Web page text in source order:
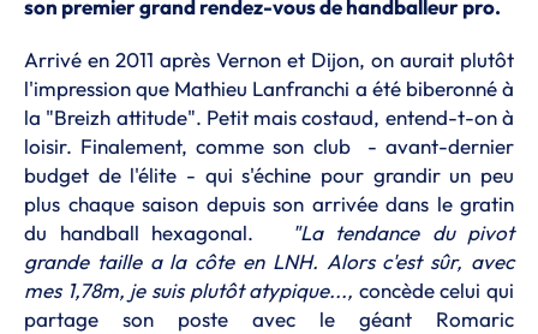
son premier grand rendez-vous de handballeur pro.
Arrivé en 2011 après Vernon et Dijon, on aurait plutôt
l'impression que Mathieu Lanfranchi a été biberonné à
la "Breizh attitude". Petit mais costaud, entend-t-on à
loisir. Finalement, comme son club - avant-dernier
budget de l'élite - qui s'échine pour grandir un peu
plus chaque saison depuis son arrivée dans le gratin
du handball hexagonal.
"La tendance du pivot
grande taille a la côte en LNH. Alors c'est sûr, avec
mes 1,78m, je suis plutôt atypique..., concède celui qui
partage son poste avec le géant Romaric